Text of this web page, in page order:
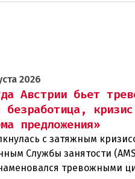
2026
Австрии бьет
безработица,
предложения»
с затяжным
Службы занятости
тревожными